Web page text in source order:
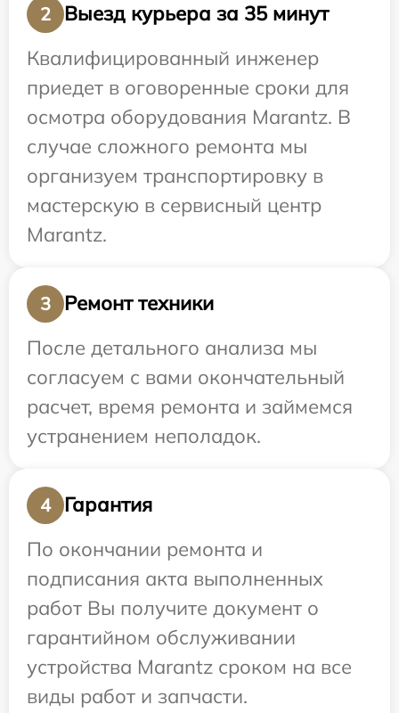
2
Выезд курьера за 35 минут
Квалифицированный инженер
приедет в оговоренные сроки для
осмотра оборудования Marantz. В
случае сложного ремонта мы
организуем транспортировку в
мастерскую в сервисный центр
Marantz.
3
Ремонт техники
После детального анализа мы
согласуем с вами окончательный
расчет, время ремонта и займемся
устранением неполадок.
4
Гарантия
По окончании ремонта и
подписания акта выполненных
работ Вы получите документ о
гарантийном обслуживании
устройства Marantz сроком на все
виды работ и запчасти.